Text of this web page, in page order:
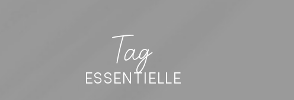
Tag
ESSENTIELLE